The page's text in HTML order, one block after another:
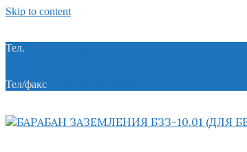
Skip to content
Тел.
Тел/факс